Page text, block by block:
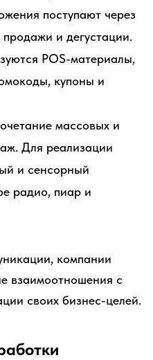
поступают через
и дегустации.
POS-материалы,
купоны и
массовых и
Для реализации
и сенсорный
радио, пиар и
компании
взаимоотношения с
своих бизнес-целей.